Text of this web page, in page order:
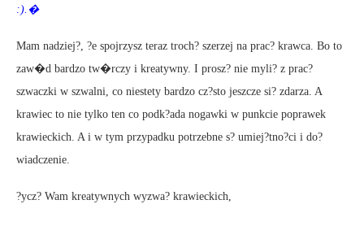
:).�
Mam nadziej?, ?e spojrzysz teraz troch? szerzej na prac? krawca. Bo to
zaw�d bardzo tw�rczy i kreatywny. I prosz? nie myli? z prac?
szwaczki w szwalni, co niestety bardzo cz?sto jeszcze si? zdarza. A
krawiec to nie tylko ten co podk?ada nogawki w punkcie poprawek
krawieckich. A i w tym przypadku potrzebne s? umiej?tno?ci i do?
wiadczenie.
?ycz? Wam kreatywnych wyzwa? krawieckich,